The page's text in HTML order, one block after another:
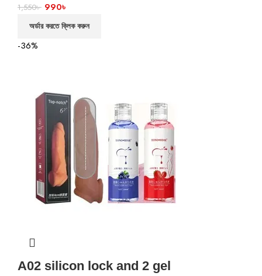
1,550৳ 990৳
অর্ডার করতে ক্লিক করুন
-36%
A02 silicon lock and 2 gel